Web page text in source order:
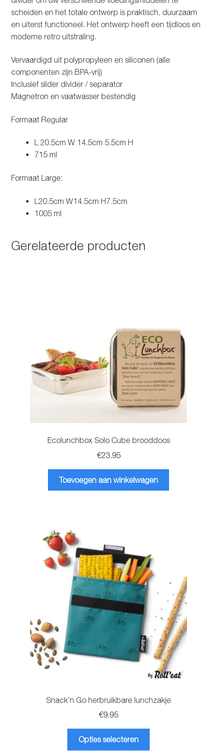
scheiden en het totale ontwerp is praktisch, duurzaam
en uiterst functioneel. Het ontwerp heeft een tijdloos en
moderne retro uitstraling.
Vervaardigd uit polypropyleen en siliconen (alle
componenten zijn BPA-vrij)
Inclusief slider divider / separator
Magnetron en vaatwasser bestendig
Formaat Regular
L 20.5cm W 14.5cm 5.5cm H
715 ml
Formaat Large:
L20.5cm W14.5cm H7.5cm
1005 ml
Gerelateerde producten
Ecolunchbox Solo Cube brooddoos
€23.95
Toevoegen aan winkelwagen
Snack’n Go herbruikbare lunchzakje
€9.95
Opties selecteren